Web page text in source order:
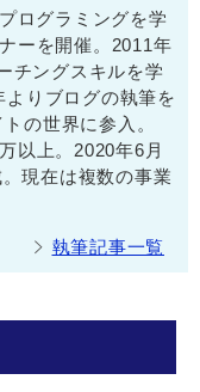
ログラミングを学
ーを開催。2011年
チングスキルを学
りブログの執筆を
の世界に参入。
以上。2020年6月
現在は複数の事業
執筆記事一覧